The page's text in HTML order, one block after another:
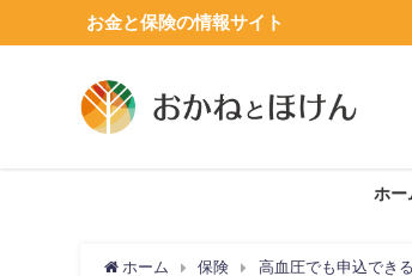
お金と保険の情報サイト
ホー
ホーム 保険 高血圧でも申込でき